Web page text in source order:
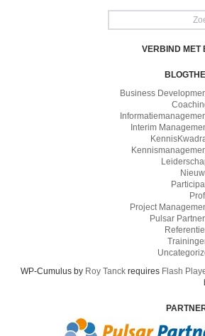
VERBIND MET
Business
Interim
Project
Pulsar
WP-Cumulus by Roy Tanck requires Flash